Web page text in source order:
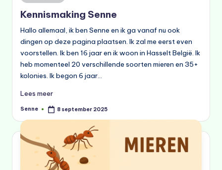
in
Kennismaking Senne
Hallo allemaal, ik ben Senne en ik ga vanaf nu ook
dingen op deze pagina plaatsen. Ik zal me eerst even
voorstellen. Ik ben 16 jaar en ik woon in Hasselt België. Ik
heb momenteel 20 verschillende soorten mieren en 35+
kolonies. Ik begon 6 jaar…
Lees meer
Geplaatst
Senne 8 september 2025